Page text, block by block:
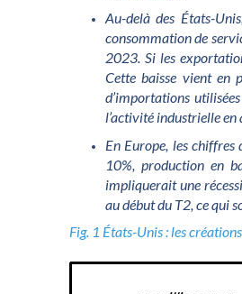
Au-delà des États-
consommation de
2023. Si les
Cette baisse vient en
d’importations
l’activité industrielle en
En Europe, les chiffres
10%, production en
impliquerait une
au début du T2, ce qui
Fig. 1 États-Unis : les